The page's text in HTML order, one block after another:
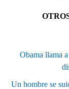
Obama llama
Un hombre se